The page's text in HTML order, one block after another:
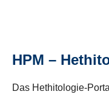
HPM –
Das Hethitologie-